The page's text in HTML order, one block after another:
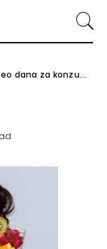
voća: Nutricionita otkriva!